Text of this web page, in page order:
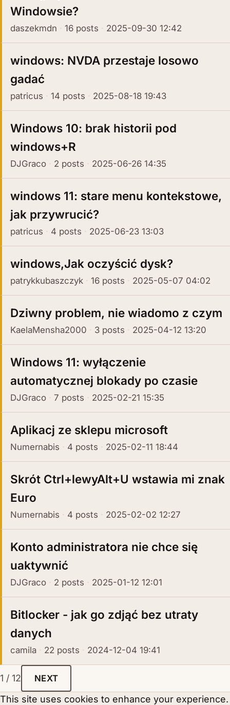
Windowsie?
daszekmdn 16 posts 2025-09-30 12:42
windows: NVDA przestaje losowo
gadać
patricus 14 posts 2025-08-18 19:43
Windows 10: brak historii pod
windows+R
DJGraco 2 posts 2025-06-26 14:35
windows 11: stare menu kontekstowe,
jak przywrucić?
patricus 4 posts 2025-06-23 13:03
windows,Jak oczyścić dysk?
patrykkubaszczyk 16 posts 2025-05-07 04:02
Dziwny problem, nie wiadomo z czym
KaelaMensha2000 3 posts 2025-04-12 13:20
Windows 11: wyłączenie
automatycznej blokady po czasie
DJGraco 7 posts 2025-02-21 15:35
Aplikacj ze sklepu microsoft
Numernabis 4 posts 2025-02-11 18:44
Skrót Ctrl+lewyAlt+U wstawia mi znak
Euro
Numernabis 4 posts 2025-02-02 12:27
Konto administratora nie chce się
uaktywnić
DJGraco 2 posts 2025-01-12 12:01
Bitlocker - jak go zdjąć bez utraty
danych
camila 22 posts 2024-12-04 19:41
1 / 12 NEXT
This site uses cookies to enhance your experience.